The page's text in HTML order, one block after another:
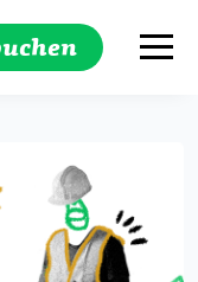
Suchen